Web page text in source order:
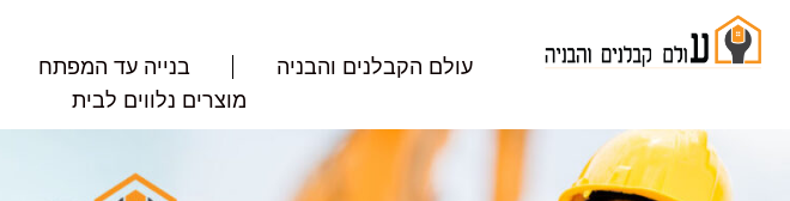
עולם הקבלנים והבניה בנייה עד המפתח
מוצרים נלווים לבית